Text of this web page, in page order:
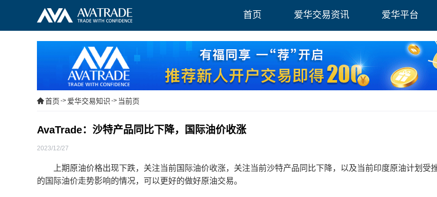
首页 爱华交易资讯 爱华平台
首页 -> 爱华交易知识 -> 当前页
AvaTrade：沙特产品同比下降，国际油价收涨
2023/12/27
上期原油价格出现下跌，关注当前国际油价收涨，关注当前沙特产品同比下降，以及当前印度原油计划受
的国际油价走势影响的情况，可以更好的做好原油交易。